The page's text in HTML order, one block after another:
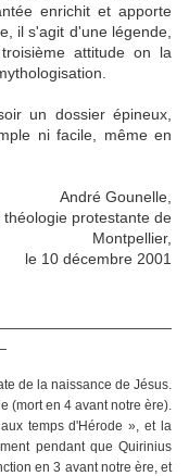
enrichit et apporte
il s'agit d'une légende,
attitude on la
un dossier épineux,
ni facile, même en
André Gounelle,
protestante de
Montpellier,
le 10 décembre 2001
de la naissance de Jésus.
(mort en 4 avant notre ère).
temps d'Hérode », et la
pendant que Quirinius
en 3 avant notre ère, et